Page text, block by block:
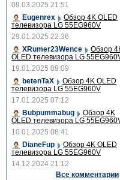
09.03.2025 21:51
Eugenrex
Обзор 4K OLED
телевизора LG 55EG960V
29.01.2025 22:36
XRumer23Wence
Обзор
OLED телевизора LG
19.01.2025 09:09
betenTaX
Обзор 4K OLED
телевизора LG 55EG960V
17.01.2025 07:12
Bubpummabug
Обзор 4K
OLED телевизора LG
10.01.2025 08:41
DianeFup
Обзор 4K OLED
телевизора LG 55EG960V
14.12.2024 21:12
Все комментарии